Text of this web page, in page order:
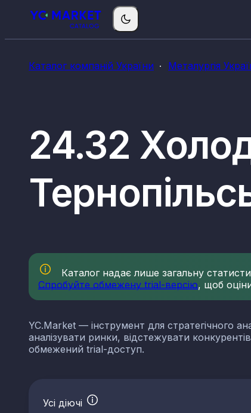
Каталог компаній України Металургія
24.32
Каталог надає лише загальну
Спробуйте обмежену trial-версію, щоб
YC.Market — інструмент для стратегічного
аналізувати ринки, відстежувати
обмежений trial-доступ.
Усі діючі